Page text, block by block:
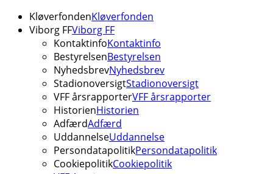
KløverfondenKløverfonden
Viborg FFViborg FF
KontaktinfoKontaktinfo
BestyrelsenBestyrelsen
NyhedsbrevNyhedsbrev
StadionoversigtStadionoversigt
VFF årsrapporterVFF årsrapporter
HistorienHistorien
AdfærdAdfærd
UddannelseUddannelse
PersondatapolitikPersondatapolitik
CookiepolitikCookiepolitik